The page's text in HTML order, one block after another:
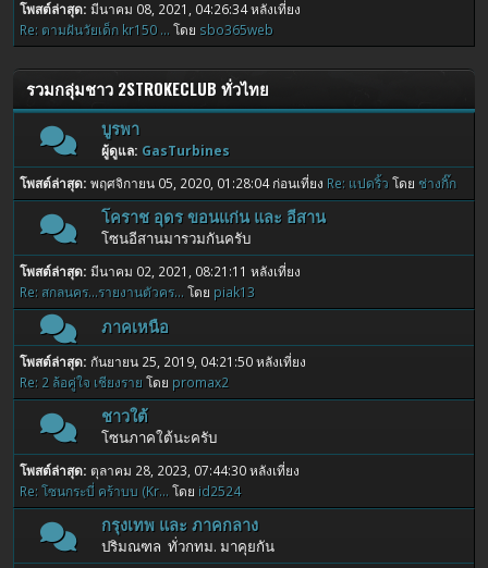
โพสต์ล่าสุด: มีนาคม 08, 2021, 04:26:34 หลังเที่ยง
Re: ตามฝันวัยเด็ก kr150 ... โดย sbo365web
รวมกลุ่มชาว 2STROKECLUB ทั่วไทย
บูรพา
ผู้ดูแล: GasTurbines
โพสต์ล่าสุด: พฤศจิกายน 05, 2020, 01:28:04 ก่อนเที่ยง Re: แปดริ้วโดย ช่างกิ๊ก
โคราช อุดร ขอนแก่น และ อีสาน
โซนอีสานมารวมกันครับ
โพสต์ล่าสุด: มีนาคม 02, 2021, 08:21:11 หลังเที่ยง
Re: สกลนคร...รายงานตัวคร... โดย piak13
ภาคเหนือ
โพสต์ล่าสุด: กันยายน 25, 2019, 04:21:50 หลังเที่ยง
Re: 2 ล้อคู่ใจ เชียงรายโดย promax2
ชาวใต้
โซนภาคใต้นะครับ
โพสต์ล่าสุด: ตุลาคม 28, 2023, 07:44:30 หลังเที่ยง
Re: โซนกระบี่ คร้าบบ (Kr... โดย id2524
กรุงเทพ และ ภาคกลาง
ปริมณฑล ทั่วกทม. มาคุยกัน